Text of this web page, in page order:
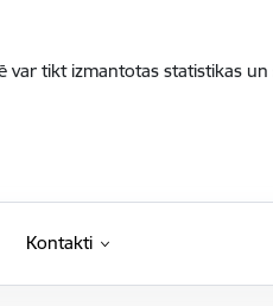
tikt izmantotas statistikas
Kontakti